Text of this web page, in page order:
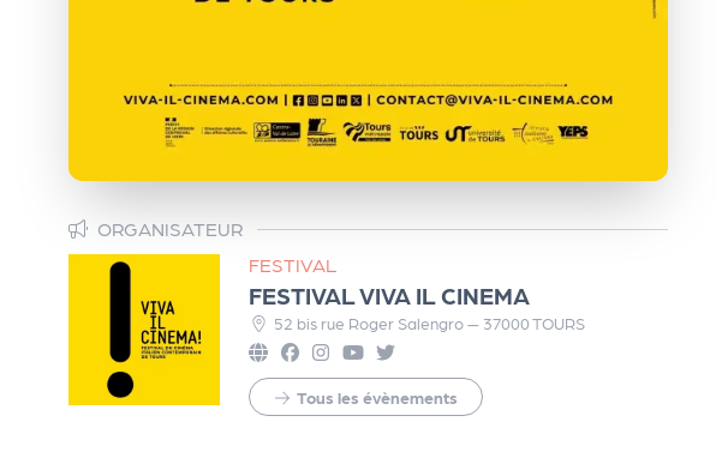
ORGANISATEUR
FESTIVAL
FESTIVAL VIVA IL CINEMA
52 bis rue Roger Salengro — 37000 TOURS
Tous les évènements